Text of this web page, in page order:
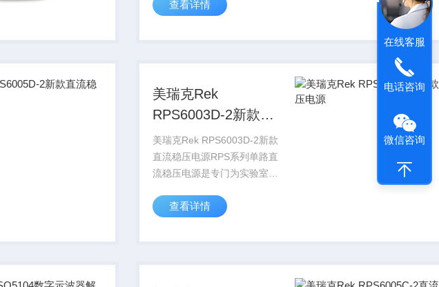
压和输出负载电流都可在0和
限流保护功能。电源的稳定度
查看详情
美瑞克Rek
RPS6003D-2新款直
流稳压电源
美瑞克Rek RPS6003D-2新款
直流稳压电源RPS系列单路直
流稳压电源是专门为实验室、
其输出电压和输出负载电流都
调，且具有限流保护功能。电
查看详情
在线客服
电话咨询
微信咨询